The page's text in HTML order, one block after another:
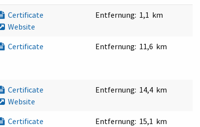
Certificate
Website
Entfernung: 1,1 km
Certificate Entfernung: 11,6 km
Certificate
Website
Entfernung: 14,4 km
Certificate
Entfernung: 15,1 km